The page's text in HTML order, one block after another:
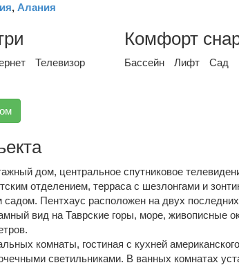
, Алания
Телевизор
Комфорт
Бассейн Лифт Сад
дом, центральное спутниковое
отделением, терраса с шезлонгами и
садом. Пентхаус расположен на двух
вид на Таврские горы, море, живописные
комнаты, гостиная с кухней
светильниками. В ванных комнатах